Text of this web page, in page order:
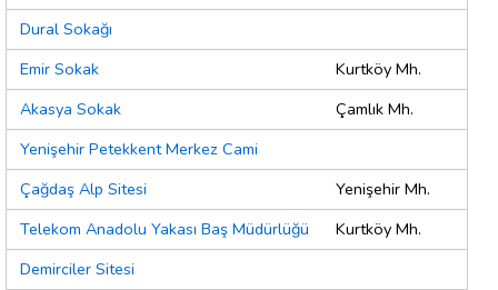
Dural Sokağı
Emir Sokak
Kurtköy Mh.
Akasya Sokak
Çamlık Mh.
Yenişehir Petekkent Merkez Cami
Çağdaş Alp Sitesi
Yenişehir Mh.
Telekom Anadolu Yakası Baş Müdürlüğü
Kurtköy Mh.
Demirciler Sitesi